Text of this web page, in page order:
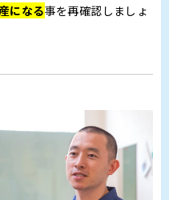
になる事を再確認しましょ